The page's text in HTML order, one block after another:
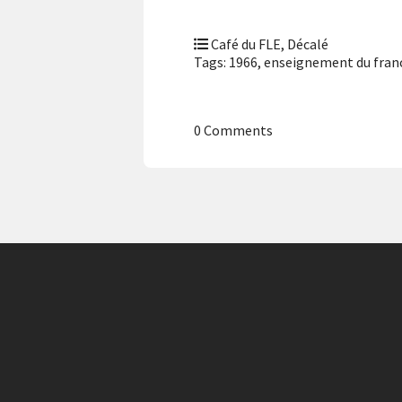
Café du FLE, Décalé
Tags: 1966, enseignement du
0 Comments